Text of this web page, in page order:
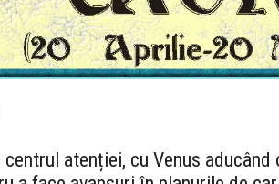
atenției, cu Venus